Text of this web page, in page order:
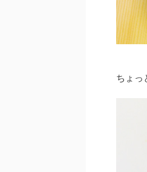
ちょっ